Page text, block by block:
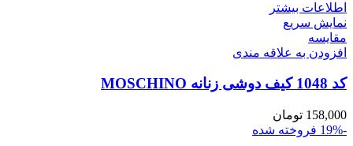
اطلاعات بیشتر
نمایش سریع
مقايسه
افزودن به علاقه مندی
کد 1048 کیف دوشی زنانه MOSCHINO
158,000 تومان
-19%
فروخته شده